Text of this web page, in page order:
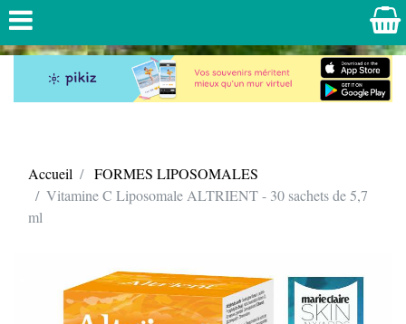
Accueil
FORMES LIPOSOMALES
Vitamine C Liposomale ALTRIENT - 30 sachets de 5,7
ml